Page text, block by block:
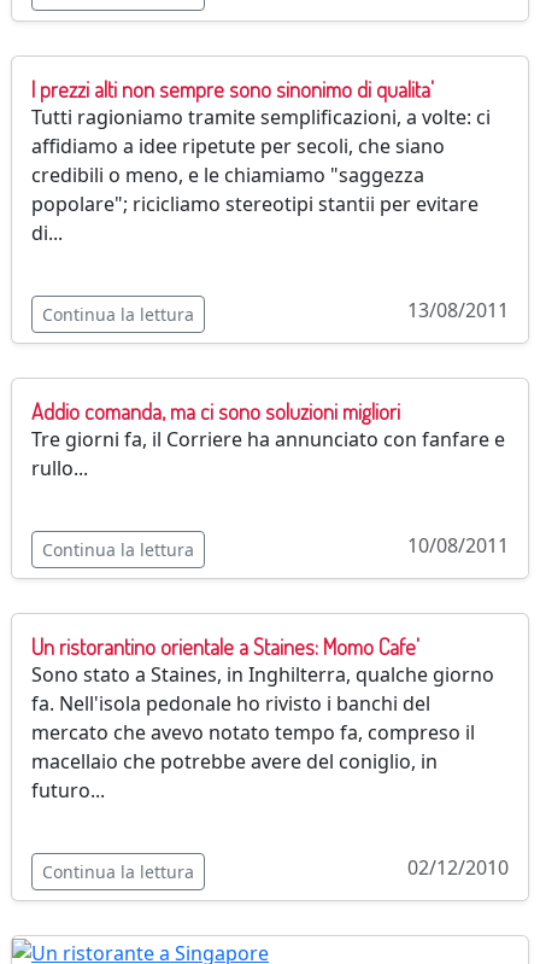
I prezzi alti non sempre sono sinonimo di qualita'
Tutti ragioniamo tramite semplificazioni, a volte: ci
affidiamo a idee ripetute per secoli, che siano
credibili o meno, e le chiamiamo "saggezza
popolare"; ricicliamo stereotipi stantii per evitare
di...
Continua la lettura 13/08/2011
Addio comanda, ma ci sono soluzioni migliori
Tre giorni fa, il Corriere ha annunciato con fanfare e
rullo...
Continua la lettura 10/08/2011
Un ristorantino orientale a Staines: Momo Cafe'
Sono stato a Staines, in Inghilterra, qualche giorno
fa. Nell'isola pedonale ho rivisto i banchi del
mercato che avevo notato tempo fa, compreso il
macellaio che potrebbe avere del coniglio, in
futuro...
Continua la lettura 02/12/2010